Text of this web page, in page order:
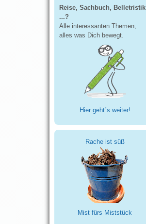
Reise, Sachbuch, Belletristik
...?
Alle interessanten Themen;
alles was Dich bewegt.
Hier geht´s weiter!
Rache ist süß
Mist fürs Miststück